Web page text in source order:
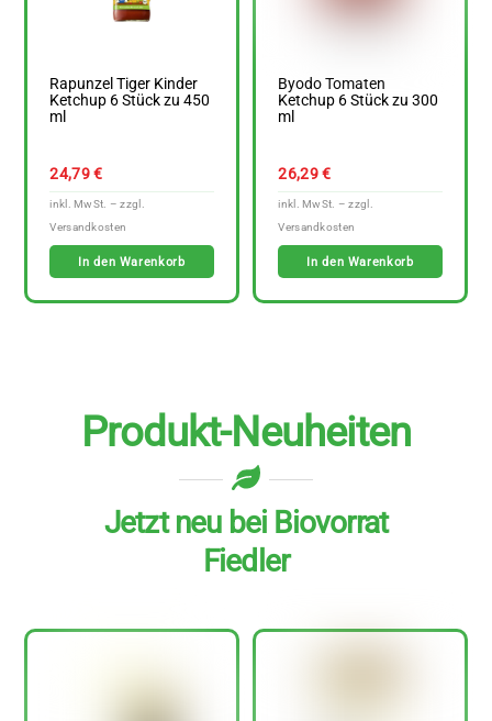
Rapunzel Tiger Kinder
Ketchup 6 Stück zu 450
ml
24,79€
In den Warenkorb
Byodo Tomaten
Ketchup 6 Stück zu 300
ml
26,29€
In den Warenkorb
Produkt-Neuheiten
Jetzt neu bei Biovorrat
Fiedler